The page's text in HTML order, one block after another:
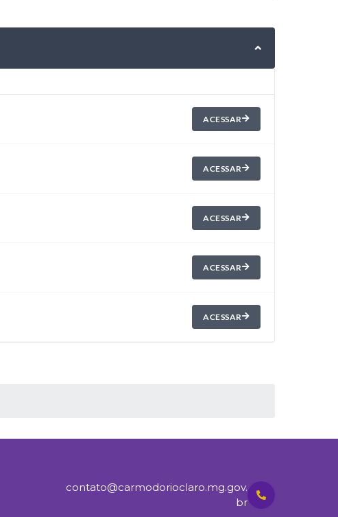
ACESSAR
ACESSAR
ACESSAR
ACESSAR
ACESSAR
contato@carmodorioclaro.mg.gov.
br